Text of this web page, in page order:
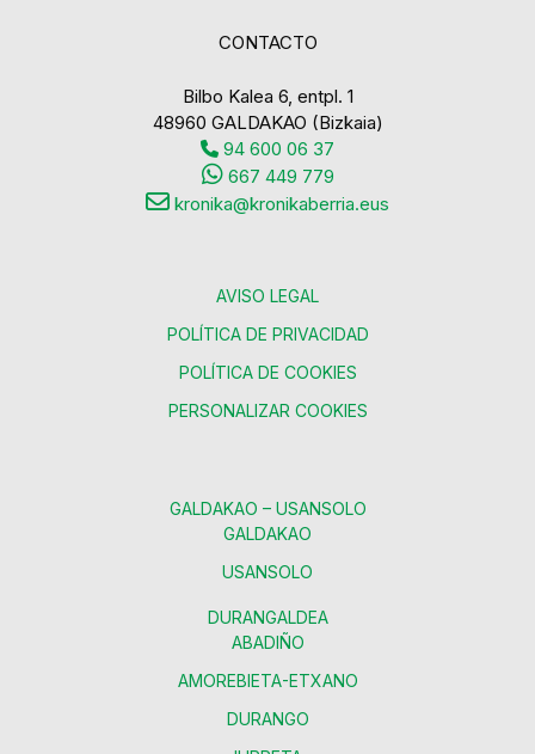
CONTACTO
Bilbo Kalea 6, entpl. 1
48960 GALDAKAO (Bizkaia)
94 600 06 37
667 449 779
kronika@kronikaberria.eus
AVISO LEGAL
POLÍTICA DE PRIVACIDAD
POLÍTICA DE COOKIES
PERSONALIZAR COOKIES
GALDAKAO – USANSOLO
GALDAKAO
USANSOLO
DURANGALDEA
ABADIÑO
AMOREBIETA-ETXANO
DURANGO